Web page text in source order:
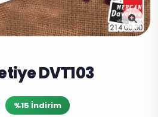
DVT103
%15 İndirim